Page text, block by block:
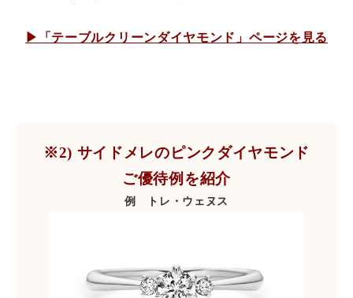
▶「テーブルクリーンダイヤモンド」ページを見る
※2) サイドメレのピンクダイヤモンド
ご優待例を紹介
例 トレ・ウェヌス